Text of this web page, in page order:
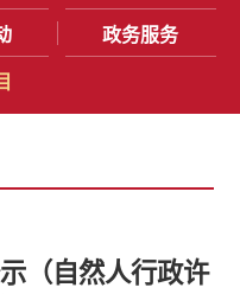
政务服务
（自然人行政许